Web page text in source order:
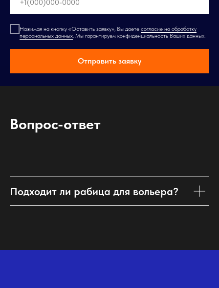
Нажимая на кнопку «Оставить заявку», Вы даете согласие на обработку
персональных данных. Мы гарантируем конфиденциальность Ваших данных.
Отправить заявку
Вопрос-ответ
Подходит ли рабица для вольера?